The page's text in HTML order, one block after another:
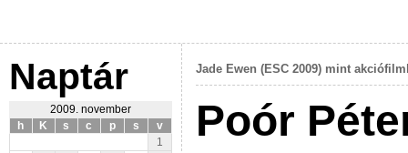
Naptár
2009. november
h
K s c p s
v
1
Jade Ewen (ESC 2009) mint
Poór